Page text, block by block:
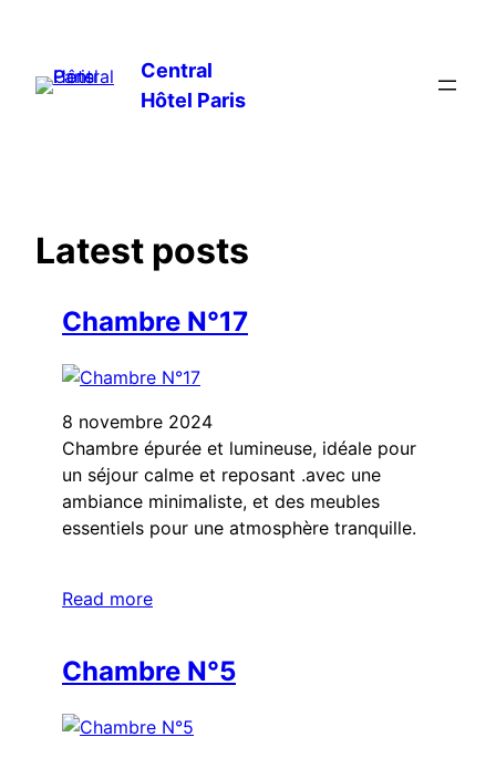
Central
Hôtel Paris
Latest posts
Chambre N°17
8 novembre 2024
Chambre épurée et lumineuse, idéale pour
un séjour calme et reposant .avec une
ambiance minimaliste, et des meubles
essentiels pour une atmosphère tranquille.
Read more
Chambre N°5